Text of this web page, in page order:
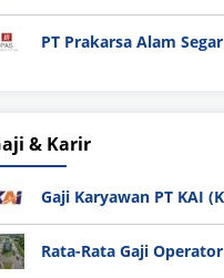
PT Prakarsa Alam Segar
& Karir